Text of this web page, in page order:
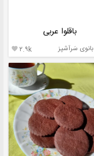
باقلوا عربی
بانوی سَرآشپز ۲.۹k 